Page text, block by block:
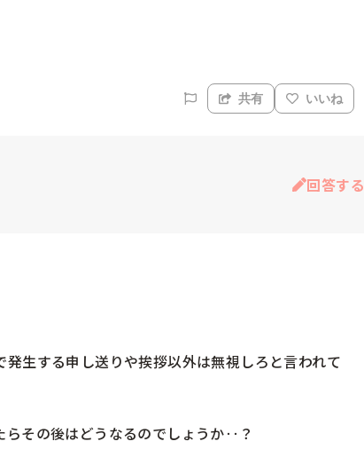
共有 いいね
回答する
生する申し送りや挨拶以外は無視しろと言われて
その後はどうなるのでしょうか‥？